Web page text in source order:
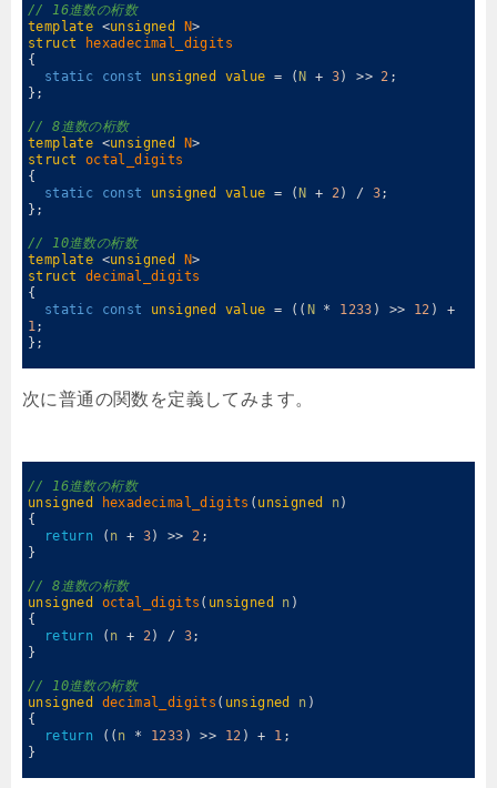
// 16進数の桁数
template <unsigned N>
struct
hexadecimal_digits
{
static
const unsigned value = (N + 3) >> 2 ;
} ;
// 8進数の桁数
template <unsigned N>
struct
octal_digits
{
static
const unsigned value = (N + 2) / 3;
} ;
// 10進数の桁数
template <unsigned N>
struct
decimal_digits
{
static
const unsigned value = ( ( N * 1233 ) >> 12 )
+
1;
} ;
次に普通の関数を定義してみます。
// 16進数の桁数
unsigned
hexadecimal_digits ( unsigned n)
{
return
( n + 3) >> 2 ;
}
// 8進数の桁数
unsigned
octal_digits ( unsigned n )
{
return
( n + 2) / 3;
}
// 10進数の桁数
unsigned
decimal_digits ( unsigned n )
{
return
( ( n * 1233 ) >> 12 ) + 1 ;
}